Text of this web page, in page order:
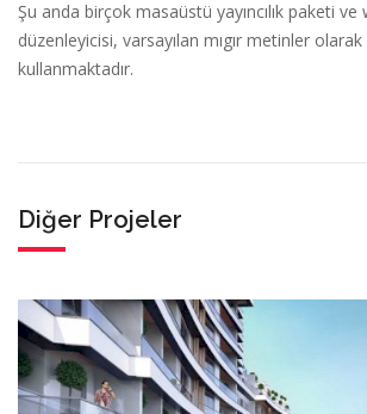
Şu anda birçok masaüstü yayıncılık paketi ve
düzenleyicisi, varsayılan mıgır metinler
kullanmaktadır.
Diğer Projeler